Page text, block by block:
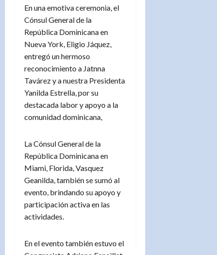
En una emotiva ceremonia, el
Cónsul General de la
República Dominicana en
Nueva York, Eligio Jáquez,
entregó un hermoso
reconocimiento a Jatnna
Tavárez y a nuestra Presidenta
Yanilda Estrella, por su
destacada labor y apoyo a la
comunidad dominicana,
La Cónsul General de la
República Dominicana en
Miami, Florida, Vasquez
Geanilda, también se sumó al
evento, brindando su apoyo y
participación activa en las
actividades.
En el evento también estuvo el